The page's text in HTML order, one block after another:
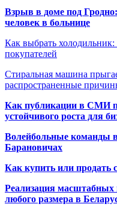
Взрыв в доме под
человек в больнице
Как выбрать холодильник:
покупателей
Стиральная машина
распространенные
Как публикации в СМИ
устойчивого роста для
Волейбольные команды
Барановичах
Как купить или продать
Реализация масштабных
любого размера в